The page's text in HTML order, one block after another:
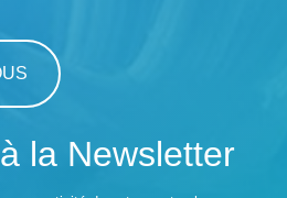
la Newsletter